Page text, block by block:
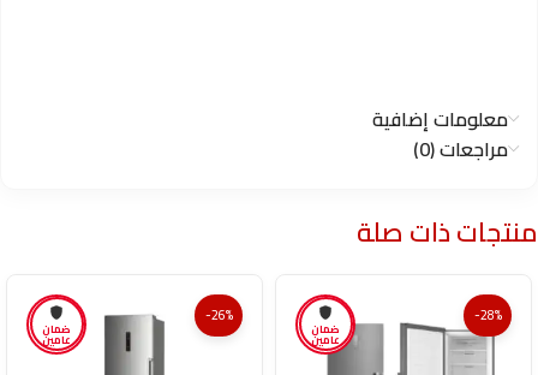
معلومات إضافية
مراجعات (0)
منتجات ذات صلة
ضمان
عامين
-28%
ضمان
عامين
-26%